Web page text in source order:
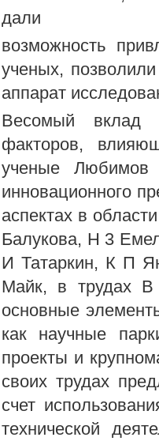
дали
возможность
ученых,
аппарат
Весомый вклад
факторов,
ученые
инновационного
аспектах в
Балукова, Н 3
И Татаркин, К П
Майк, в трудах
основные
как научные
проекты и
своих трудах
счет
технической